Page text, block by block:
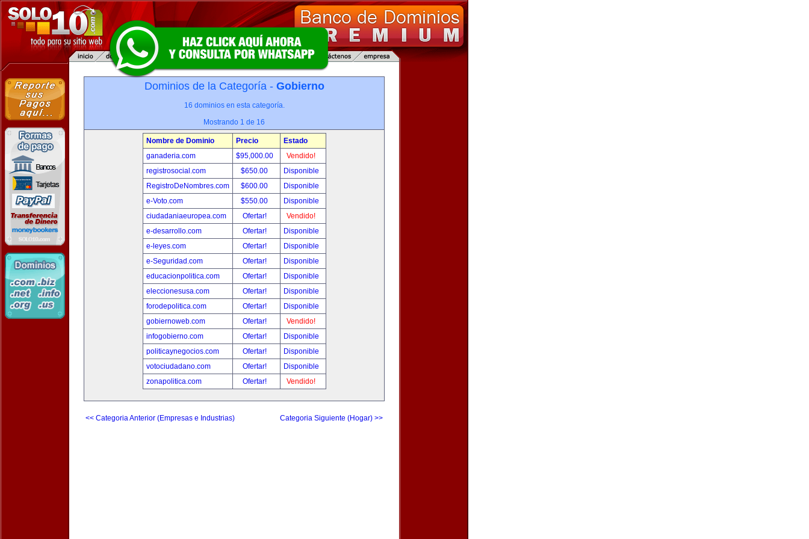
Dominios de la Categoría - Gobierno
16 dominios en esta categoría.
Mostrando 1 de 16
Nombre de Dominio Precio
Estado
ganaderia.com
$95,000.00
Vendido!
registrosocial.com
$650.00
Disponible
RegistroDeNombres.com
$600.00
Disponible
e-Voto.com
$550.00
Disponible
ciudadaniaeuropea.com
Ofertar!
Vendido!
e-desarrollo.com
Ofertar!
Disponible
e-leyes.com
Ofertar!
Disponible
e-Seguridad.com
Ofertar!
Disponible
educacionpolitica.com
Ofertar!
Disponible
eleccionesusa.com
Ofertar!
Disponible
forodepolitica.com
Ofertar!
Disponible
gobiernoweb.com
Ofertar!
Vendido!
infogobierno.com
Ofertar!
Disponible
politicaynegocios.com
Ofertar!
Disponible
votociudadano.com
Ofertar!
Disponible
zonapolitica.com
Ofertar! Vendido!
<< Categoria Anterior (Empresas e Industrias) Categoria Siguiente (Hogar) >>